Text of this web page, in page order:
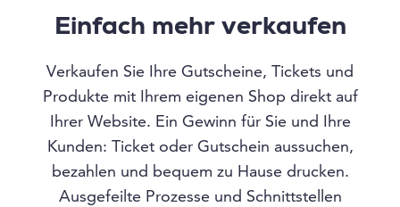
Einfach mehr verkaufen
Verkaufen Sie Ihre Gutscheine, Tickets und
Produkte mit Ihrem eigenen Shop direkt auf
Ihrer Website. Ein Gewinn für Sie und Ihre
Kunden: Ticket oder Gutschein aussuchen,
bezahlen und bequem zu Hause drucken.
Ausgefeilte Prozesse und Schnittstellen